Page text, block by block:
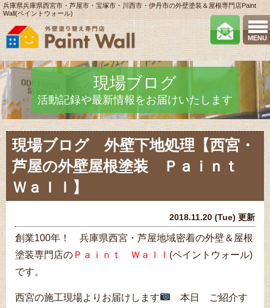
MENU
兵庫県兵庫県西宮市・芦屋市・宝塚市・川西市・伊丹市の外壁塗装＆屋根専門店Paint
Wall(ペイントウォール)
現場ブログ
活動記録や最新情報をお届けいたします
現場ブログ 外壁下地処理【西宮・
芦屋の外壁屋根塗装 Ｐａｉｎｔ
Ｗａｌｌ】
2018.11.20 (Tue) 更新
創業100年！ 兵庫県西宮・芦屋地域密着の外壁＆屋根
塗装専門店の Ｐａｉｎｔ Ｗａｌｌ (ペイントウォール)
です。
西宮の施工現場よりお届けします
本日 ご紹介す